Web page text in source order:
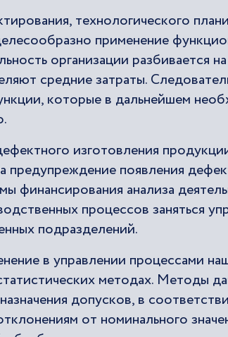
технологического
применение
организации
средние затраты.
которые в дальнейшем
изготовления
предупреждение появления
финансирования анализа
процессов заняться
подразделений.
в управлении процессами
методах. Методы
допусков, в
от номинального